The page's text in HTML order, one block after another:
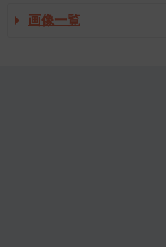
画像一覧